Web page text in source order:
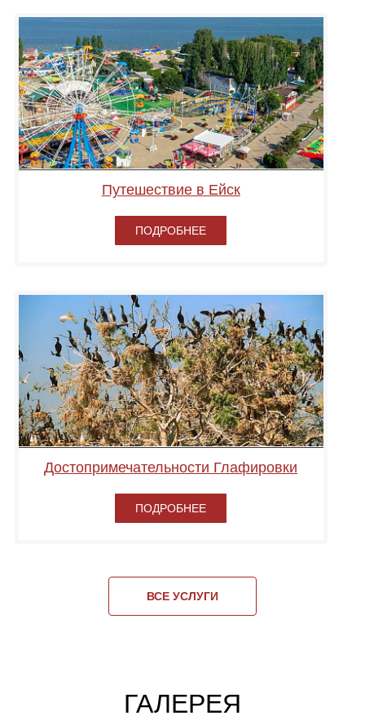
Путешествие в Ейск
ПОДРОБНЕЕ
Достопримечательности Глафировки
ПОДРОБНЕЕ
ВСЕ УСЛУГИ
ГАЛЕРЕЯ